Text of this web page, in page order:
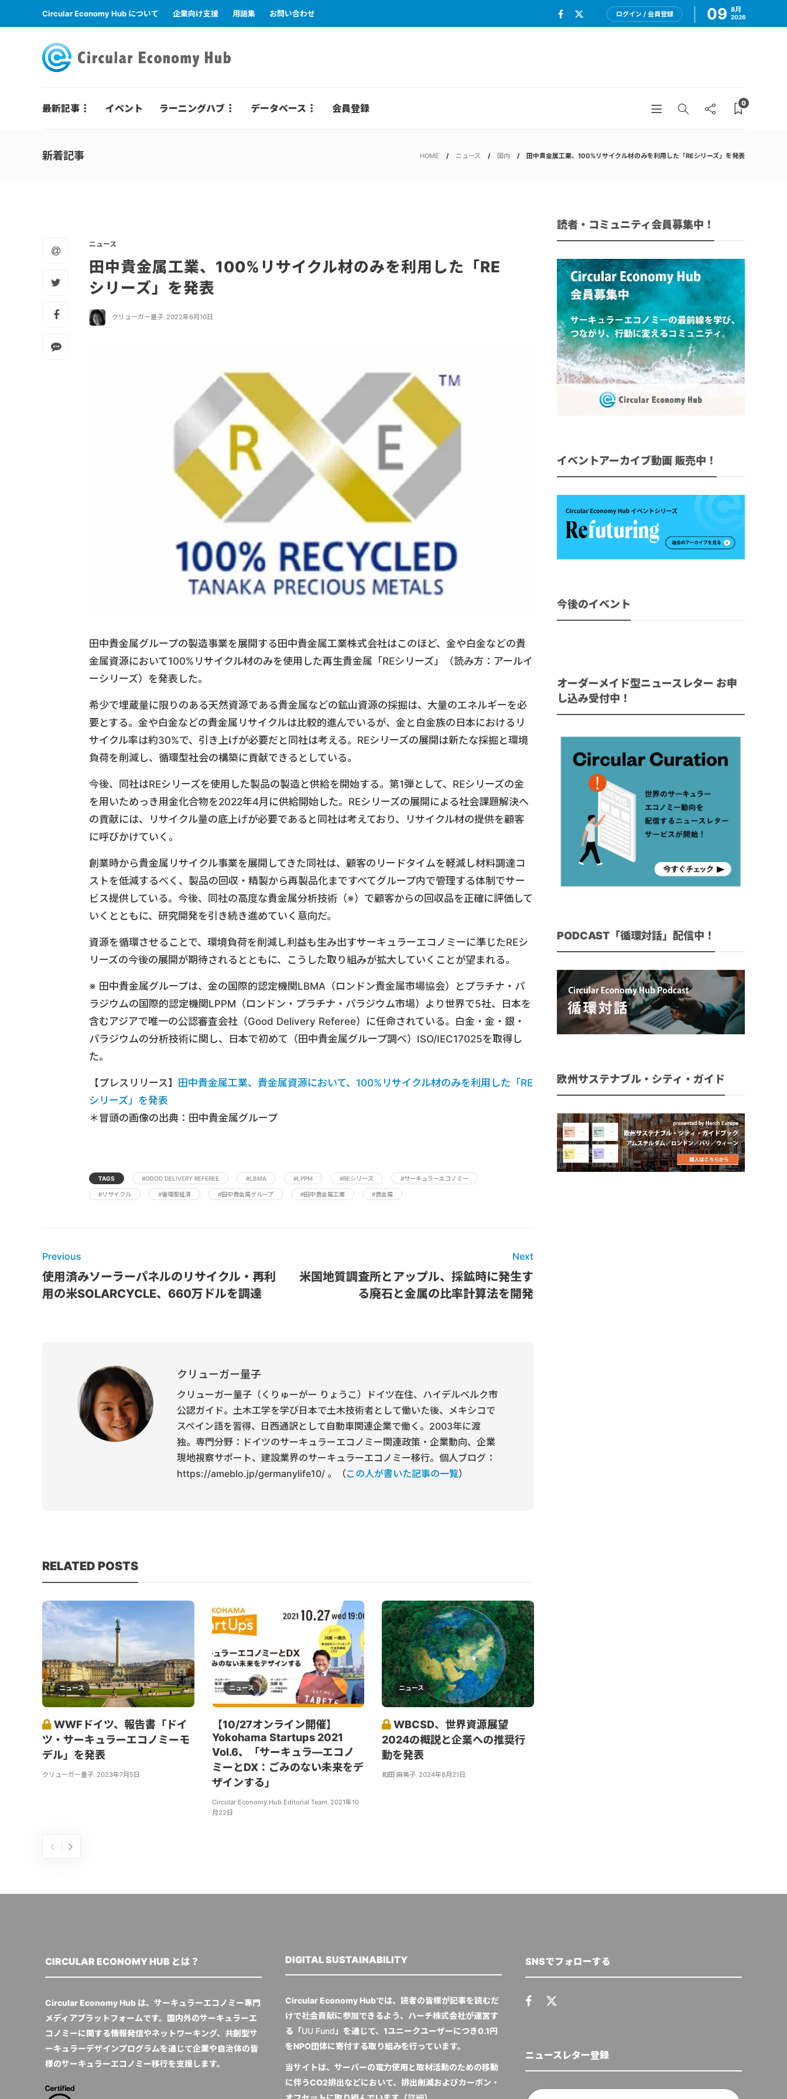
Circular Economy Hub について 企業向け支援 用語集 お問い合わせ ログイン / 会員登録 09 8月
2026
最新記事 イベント ラーニングハブ データベース 会員登録 0
新着記事 HOME ニュース 国内 田中貴金属工業、100%リサイクル材のみを利用した「REシリーズ」を発表
ニュース
田中貴金属工業、100%リサイクル材のみを利用した「RE
シリーズ」を発表
クリューガー量子, 2022年6月10日
田中貴金属グループの製造事業を展開する田中貴金属工業株式会社はこのほど、金や白金などの貴
金属資源において100%リサイクル材のみを使用した再生貴金属「REシリーズ」（読み方：アールイ
ーシリーズ）を発表した。
希少で埋蔵量に限りのある天然資源である貴金属などの鉱山資源の採掘は、大量のエネルギーを必
要とする。金や白金などの貴金属リサイクルは比較的進んでいるが、金と白金族の日本におけるリ
サイクル率は約30%で、引き上げが必要だと同社は考える。REシリーズの展開は新たな採掘と環境
負荷を削減し、循環型社会の構築に貢献できるとしている。
今後、同社はREシリーズを使用した製品の製造と供給を開始する。第1弾として、REシリーズの金
を用いためっき用金化合物を2022年4月に供給開始した。REシリーズの展開による社会課題解決へ
の貢献には、リサイクル量の底上げが必要であると同社は考えており、リサイクル材の提供を顧客
に呼びかけていく。
創業時から貴金属リサイクル事業を展開してきた同社は、顧客のリードタイムを軽減し材料調達コ
ストを低減するべく、製品の回収・精製から再製品化まですべてグループ内で管理する体制でサー
ビス提供している。今後、同社の高度な貴金属分析技術（※）で顧客からの回収品を正確に評価して
いくとともに、研究開発を引き続き進めていく意向だ。
資源を循環させることで、環境負荷を削減し利益も生み出すサーキュラーエコノミーに準じたREシ
リーズの今後の展開が期待されるとともに、こうした取り組みが拡大していくことが望まれる。
※ 田中貴金属グループは、金の国際的認定機関LBMA（ロンドン貴金属市場協会）とプラチナ・パ
ラジウムの国際的認定機関LPPM（ロンドン・プラチナ・パラジウム市場）より世界で5社、日本を
含むアジアで唯一の公認審査会社（Good Delivery Referee）に任命されている。白金・金・銀・
パラジウムの分析技術に関し、日本で初めて（田中貴金属グループ調べ）ISO/IEC17025を取得し
た。
【プレスリリース】 田中貴金属工業、貴金属資源において、100%リサイクル材のみを利用した「RE
シリーズ」を発表
＊冒頭の画像の出典：田中貴金属グループ
TAGS #GOOD DELIVERY REFEREE #LBMA #LPPM #REシリーズ #サーキュラーエコノミー
#リサイクル #循環型経済 #田中貴金属グループ #田中貴金属工業 #貴金属
Previous
使用済みソーラーパネルのリサイクル・再利
用の米SOLARCYCLE、660万ドルを調達
Next
米国地質調査所とアップル、採鉱時に発生す
る廃石と金属の比率計算法を開発
クリューガー量子
クリューガー量子（くりゅーがー りょうこ）ドイツ在住、ハイデルベルク市
公認ガイド。土木工学を学び日本で土木技術者として働いた後、メキシコで
スペイン語を習得、日西通訳として自動車関連企業で働く。2003年に渡
独。専門分野：ドイツのサーキュラーエコノミー関連政策・企業動向、企業
現地視察サポート、建設業界のサーキュラーエコノミー移行。個人ブログ：
https://ameblo.jp/germanylife10/ 。（この人が書いた記事の一覧）
RELATED POSTS
ニュース
WWFドイツ、報告書「ドイ
ツ・サーキュラーエコノミーモ
デル」を発表
クリューガー量子 2023年7月5日
ニュース
【10/27オンライン開催】
Yokohama Startups 2021
Vol.6、「サーキュラ―エコノ
ミーとDX：ごみのない未来をデ
ザインする」
Circular Economy Hub Editorial Team 2021年10
月22日
ニュース
WBCSD、世界資源展望
2024の概説と企業への推奨行
動を発表
和田 麻美子 2024年8月21日
読者・コミュニティ会員募集中！
イベントアーカイブ動画 販売中！
今後のイベント
オーダーメイド型ニュースレター お申
し込み受付中！
PODCAST「循環対話」配信中！
欧州サステナブル・シティ・ガイド
CIRCULAR ECONOMY HUB とは？
Circular Economy Hub は、サーキュラーエコノミー専門
メディアプラットフォームです。国内外のサーキュラーエ
コノミーに関する情報発信やネットワーキング、共創型サ
ーキュラーデザインプログラムを通じて企業や自治体の皆
様のサーキュラーエコノミー移行を支援します。
DIGITAL SUSTAINABILITY
Circular Economy Hubでは、読者の皆様が記事を読むだ
けで社会貢献に参加できるよう、ハーチ株式会社が運営す
る「UU Fund 」を通じて、1ユニークユーザーにつき0.1円
をNPO団体に寄付する取り組みを行っています。
当サイトは、サーバーの電力使用と取材活動のための移動
に伴うCO2排出などにおいて、排出削減およびカーボン・
SNSでフォローする
ニュースレター登録